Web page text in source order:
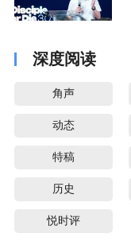
深度阅读
角声
动态
特稿
历史
悦时评